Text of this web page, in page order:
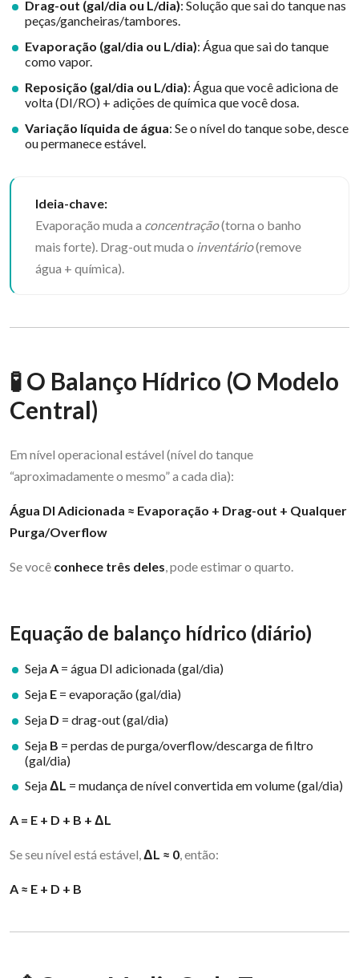
Drag-out (gal/dia ou L/dia): Solução que sai do tanque nas
peças/gancheiras/tambores.
Evaporação (gal/dia ou L/dia): Água que sai do tanque
como vapor.
Reposição (gal/dia ou L/dia): Água que você adiciona de
volta (DI/RO) + adições de química que você dosa.
Variação líquida de água: Se o nível do tanque sobe, desce
ou permanece estável.
Ideia-chave:
Evaporação muda a concentração(torna o banho
mais forte). Drag-out muda o inventário(remove
água + química).
🧪 O Balanço Hídrico (O Modelo
Central)
Em nível operacional estável (nível do tanque
“aproximadamente o mesmo” a cada dia):
Água DI Adicionada ≈ Evaporação + Drag-out + Qualquer
Purga/Overflow
Se você conhece três deles, pode estimar o quarto.
Equação de balanço hídrico (diário)
SejaA = água DI adicionada (gal/dia)
Seja E = evaporação (gal/dia)
Seja D = drag-out (gal/dia)
Seja B = perdas de purga/overflow/descarga de filtro
(gal/dia)
SejaΔL = mudança de nível convertida em volume (gal/dia)
A = E + D + B + ΔL
Se seu nível está estável, ΔL ≈ 0 , então:
A ≈ E + D + B